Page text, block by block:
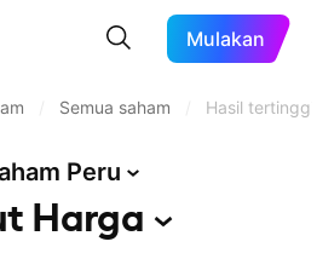
Mulakan
Semua saham Hasil
Peru
Harga